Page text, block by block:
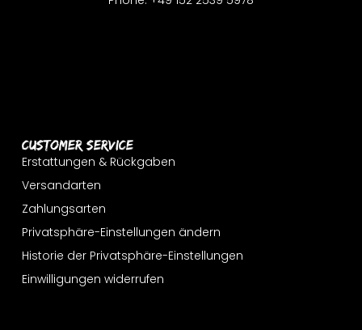
Customer Service
Erstattungen & Rückgaben
Versandarten
Zahlungsarten
Privatsphäre-Einstellungen ändern
Historie der Privatsphäre-Einstellungen
Einwilligungen widerrufen